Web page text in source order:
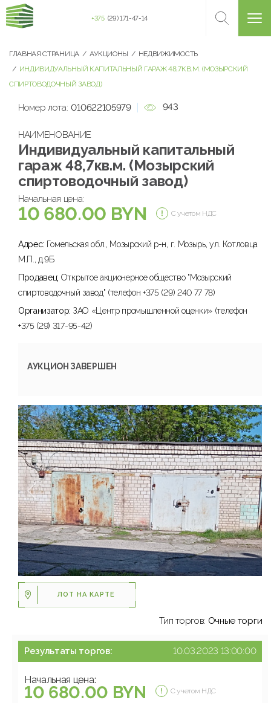
+375 (29) 171-47-14
ГЛАВНАЯ СТРАНИЦА АУКЦИОНЫ
НЕДВИЖИМОСТЬ
ИНДИВИДУАЛЬНЫЙ КАПИТАЛЬНЫЙ ГАРАЖ 48,7КВ.М. (МОЗЫРСКИЙ
СПИРТОВОДОЧНЫЙ ЗАВОД)
ЛОТ НА КАРТЕ
Номер лота: 010622105979 943
НАИМЕНОВАНИЕ
Индивидуальный капитальный
гараж 48,7кв.м. (Мозырский
спиртоводочный завод)
Начальная цена:
10 680.00 BYN С учетом НДС
Адрес: Гомельская обл., Мозырский р-н, г. Мозырь, ул. Котловца
М.П., д.9Б
Продавец: Открытое акционерное общество "Мозырский
спиртоводочный завод" (телефон +375 (29) 240 77 78)
Организатор: ЗАО «Центр промышленной оценки» (телефон
+375 (29) 317-95-42)
АУКЦИОН ЗАВЕРШЕН
Тип торгов: Очные торги
Результаты торгов: 10.03.2023 13:00:00
Начальная цена:
10 680.00 BYN С учетом НДС